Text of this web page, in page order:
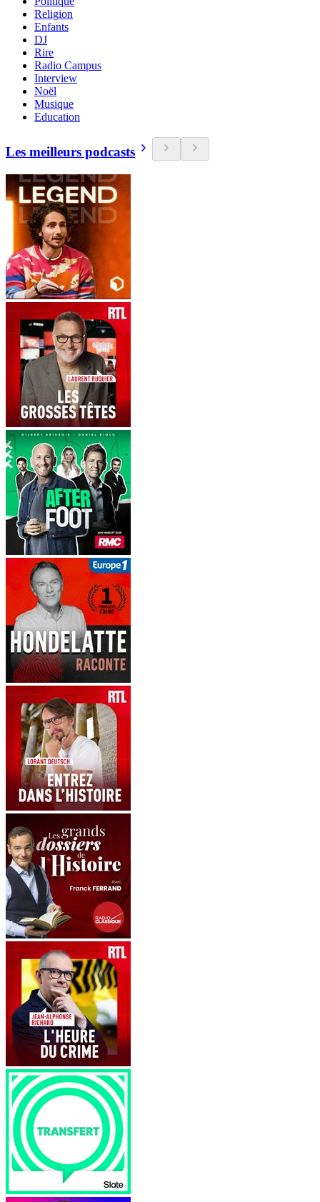
Religion
Enfants
DJ
Rire
Radio Campus
Interview
Noël
Musique
Education
Les meilleurs podcasts